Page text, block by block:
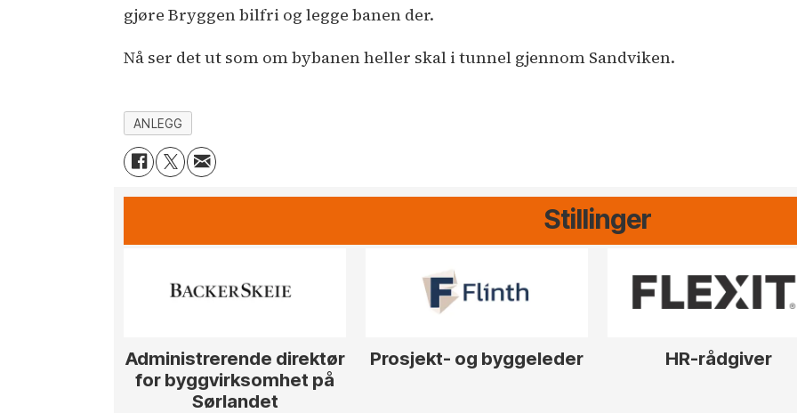
gjøre Bryggen bilfri og legge banen der.
Nå ser det ut som om bybanen heller skal i tunnel gjennom Sandviken.
ANLEGG
Stillinger
Administrerende direktør
for byggvirksomhet på
Sørlandet
Prosjekt- og byggeleder HR-rådgiver